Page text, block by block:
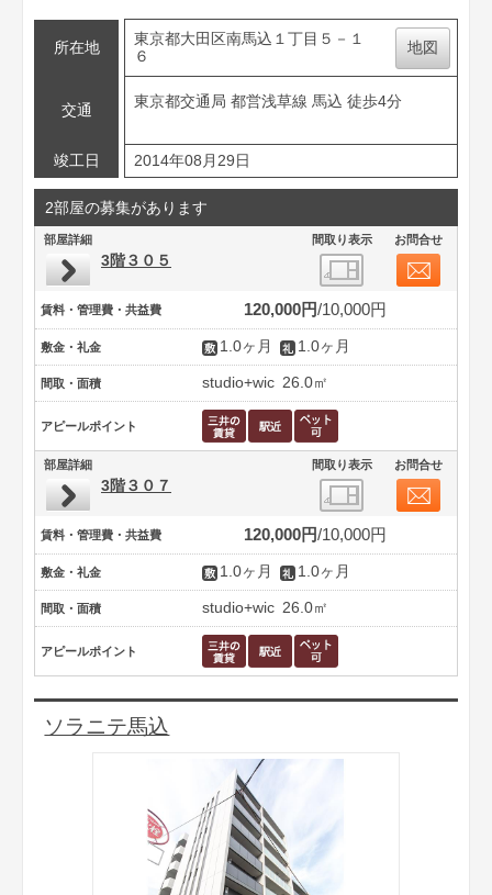
所在地
東京都大田区南馬込１丁目５－１
６
地図
交通
東京都交通局 都営浅草線 馬込 徒歩4分
竣工日 2014年08月29日
2部屋の募集があります
部屋詳細 間取り表示 お問合せ
3階３０５
賃料・管理費・共益費 120,000円 10,000円
敷金・礼金 1.0ヶ月 1.0ヶ月
間取・面積 studio+wic 26.0㎡
アピールポイント
部屋詳細 間取り表示 お問合せ
3階３０７
賃料・管理費・共益費 120,000円 10,000円
敷金・礼金 1.0ヶ月 1.0ヶ月
間取・面積 studio+wic 26.0㎡
アピールポイント
ソラニテ馬込